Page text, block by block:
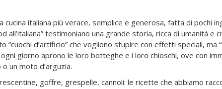
italiana più verace, semplice e generosa, fatta di pochi
testimoniano una grande storia, ricca di umanità e
d’artificio” che vogliono stupire con effetti speciali, ma
giorno aprono le loro botteghe e i loro chioschi, ove con
un moto d’arguzia.
goffre, grespelle, cannoli: le ricette che abbiamo